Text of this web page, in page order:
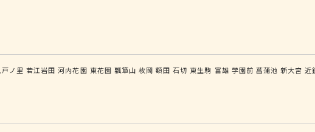
戸ノ里 若江岩田 河内花園 東花園 瓢箪山 枚岡 額田 石切 東生駒 富雄 学園前 菖蒲池 新大宮 近